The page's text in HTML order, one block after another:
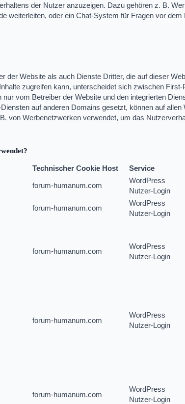
der Nutzer anzuzeigen. Dazu gehören z. B.
weiterleiten, oder ein Chat-System für Fragen vor dem
der Website als auch Dienste Dritter, die auf dieser
zugreifen kann, unterscheidet sich zwischen
vom Betreiber der Website und den integrierten
auf anderen Domains gesetzt, können auf
von Werbenetzwerken verwendet, um das
Technischer Cookie Host Service
forum-humanum.com
WordPress
Nutzer-Login
forum-humanum.com
WordPress
Nutzer-Login
forum-humanum.com
WordPress
Nutzer-Login
forum-humanum.com
WordPress
Nutzer-Login
forum-humanum.com
WordPress
Nutzer-Login